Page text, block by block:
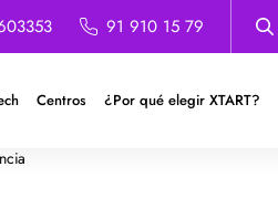
91 910 15 79
Centros ¿Por qué elegir XTART?